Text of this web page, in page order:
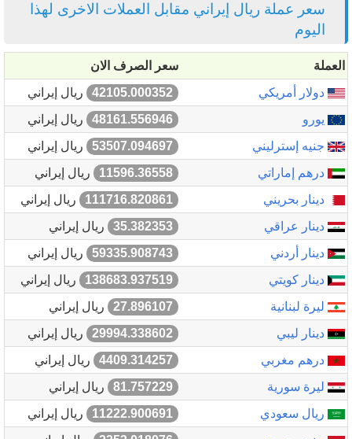
سعر عملة ريال إيراني مقابل العملات الاخرى لهذا
اليوم
العملة
سعر الصرف الان
دولار أمريكي
42105.000352
ريال إيراني
يورو
48161.556946
ريال إيراني
جنيه إسترليني
53507.094697
ريال إيراني
درهم إماراتي
11596.36558
ريال إيراني
دينار بحريني
111716.820861
ريال إيراني
دينار عراقي
35.382353
ريال إيراني
دينار أردني
59335.908743
ريال إيراني
دينار كويتي
138683.937519
ريال إيراني
ليرة لبنانية
27.896107
ريال إيراني
دينار ليبي
29994.338602
ريال إيراني
درهم مغربي
4409.314257
ريال إيراني
ليرة سورية
81.757229
ريال إيراني
ريال سعودي
11222.900691
ريال إيراني